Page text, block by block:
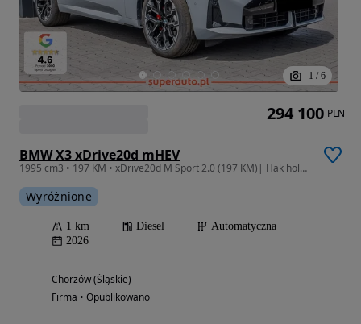
1 / 6
BMW X3 xDrive20d mHEV
1995 cm3 • 197 KM • xDrive20d M Sport 2.0 (197 KM)| Hak holowniczy, elektryczny
Wyróżnione
1 km Diesel
Automatyczna
2026
Chorzów (Śląskie)
Firma • Opublikowano
294 100 PLN